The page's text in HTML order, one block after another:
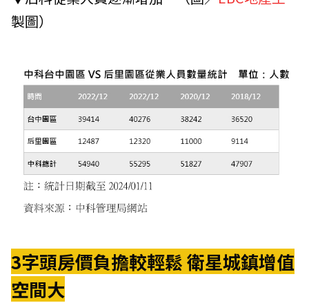
製圖）
3字頭房價負擔較輕鬆 衛星城鎮增值
空間大